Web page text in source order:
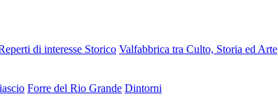
di interesse Storico Valfabbrica tra Culto, Storia ed Arte
Forre del Rio Grande Dintorni